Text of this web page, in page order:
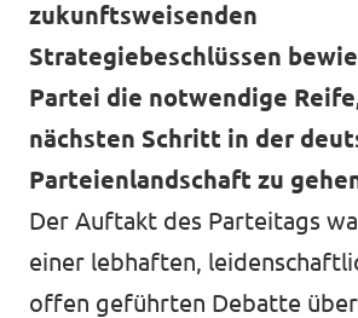
zukunftsweisenden
Strategiebeschlüssen
Partei die notwendige
nächsten Schritt in der
Parteienlandschaft zu
Der Auftakt des Parteitags
einer lebhaften,
offen geführten Debatte